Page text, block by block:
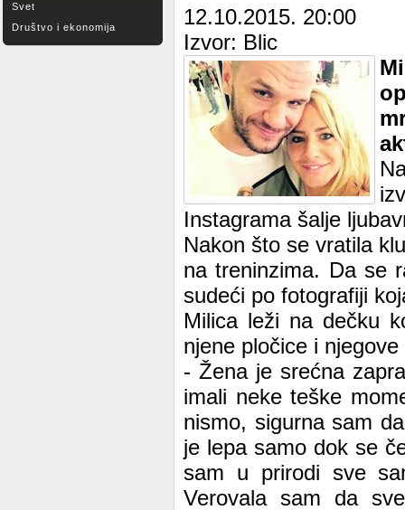
Svet
Društvo i ekonomija
12.10.2015. 20:00
Izvor: Blic
Instagrama šalje
Nakon što se vratila
na treninzima. Da se
sudeći po fotografiji
Milica leži na dečku
njene pločice i
- Žena je srećna
imali neke teške
nismo, sigurna sam
je lepa samo dok se
sam u prirodi sve
Verovala sam da